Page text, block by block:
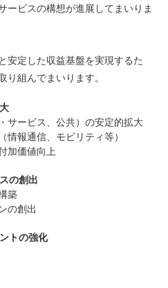
ービスの構想が進展してまいりま
安定した収益基盤を実現するた
組んでまいります。
サービス、公共）の安定的拡大
報通信、モビリティ等）
加価値向上
の創出
築
の創出
トの強化